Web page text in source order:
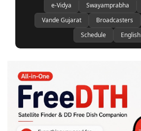
e-Vidya Swayamprabha
Vande Gujarat
Broadcasters
Schedule
English